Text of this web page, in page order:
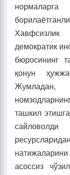
демократик
бюросининг
қонун
Жумладан,
ташкил
асоссиз